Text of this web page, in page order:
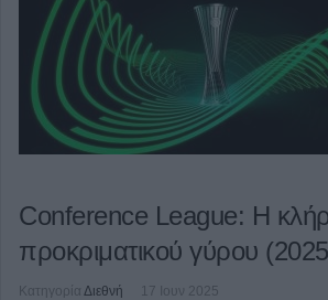
Conference League: Η
προκριματικού γύρου
Κατηγορία Διεθνή 17 Ιουν 2025